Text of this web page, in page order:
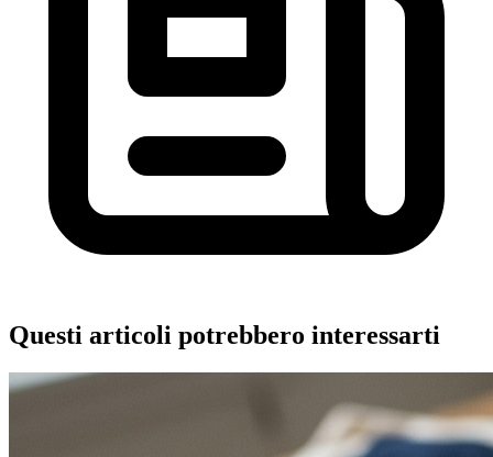
Questi articoli potrebbero interessarti